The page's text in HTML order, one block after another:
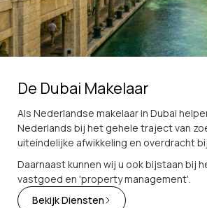
De Dubai Makelaar
Als Nederlandse makelaar in Dubai
Nederlands bij het gehele traject van
uiteindelijke afwikkeling en overdracht
Daarnaast kunnen wij u ook bijstaan bij
vastgoed en 'property management'.
Bekijk Diensten